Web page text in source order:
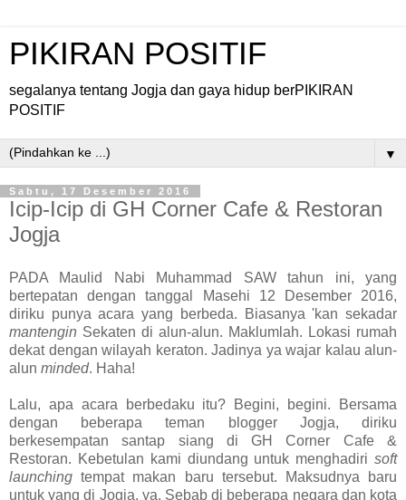
PIKIRAN POSITIF
segalanya tentang Jogja dan gaya hidup berPIKIRAN
POSITIF
▼
Sabtu, 17 Desember 2016
Icip-Icip di GH Corner Cafe & Restoran
Jogja
PADA Maulid Nabi Muhammad SAW tahun ini, yang
bertepatan dengan tanggal Masehi 12 Desember 2016,
diriku punya acara yang berbeda. Biasanya 'kan sekadar
mantengin Sekaten di alun-alun. Maklumlah. Lokasi rumah
dekat dengan wilayah keraton. Jadinya ya wajar kalau alun-
alun minded. Haha!
Lalu, apa acara berbedaku itu? Begini, begini. Bersama
dengan beberapa teman blogger Jogja, diriku
berkesempatan santap siang di GH Corner Cafe &
Restoran. Kebetulan kami diundang untuk menghadiri soft
launching tempat makan baru tersebut. Maksudnya baru
untuk yang di Jogja, ya. Sebab di beberapa negara dan kota